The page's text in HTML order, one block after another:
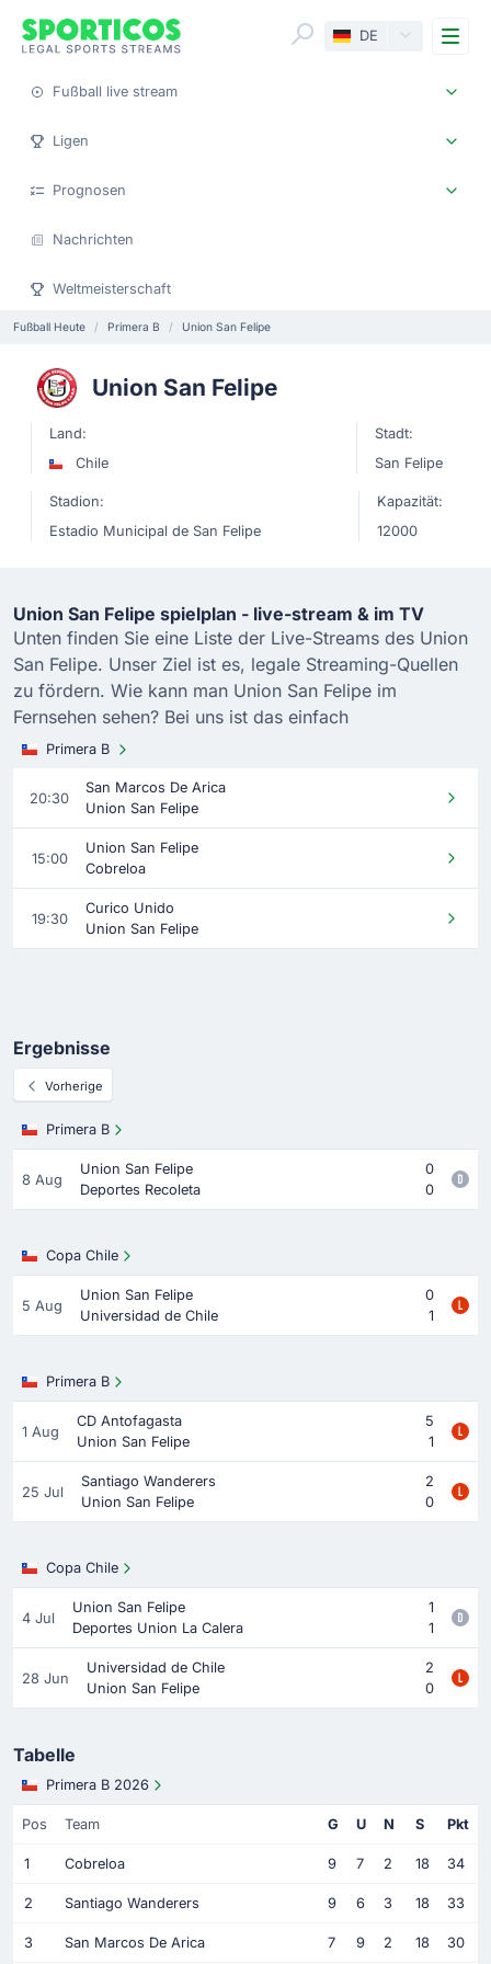
DE
Fußball live stream
Ligen
Prognosen
Nachrichten
Weltmeisterschaft
Fußball Heute Primera B Union San Felipe
Union San Felipe
Land:
Chile
Stadt:
San Felipe
Stadion:
Estadio Municipal de San Felipe
Kapazität:
12000
Union San Felipe spielplan - live-stream & im TV
Unten finden Sie eine Liste der Live-Streams des Union
San Felipe. Unser Ziel ist es, legale Streaming-Quellen
zu fördern. Wie kann man Union San Felipe im
Fernsehen sehen? Bei uns ist das einfach
Primera B
20:30
San Marcos De Arica
Union San Felipe
15:00
Union San Felipe
Cobreloa
19:30
Curico Unido
Union San Felipe
Ergebnisse
Vorherige
Primera B
8 Aug
Union San Felipe
0
Deportes Recoleta
0
Copa Chile
5 Aug
Union San Felipe
0
Universidad de Chile
1
Primera B
1 Aug
CD Antofagasta
5
Union San Felipe
1
25 Jul
Santiago Wanderers
2
Union San Felipe
0
Copa Chile
4 Jul
Union San Felipe
1
Deportes Union La Calera
1
28 Jun
Universidad de Chile
2
Union San Felipe
0
Tabelle
Primera B 2026
Pos Team G U N S Pkt
1 Cobreloa 9 7 2 18 34
2 Santiago Wanderers 9 6 3 18 33
3 San Marcos De Arica 7 9 2 18 30